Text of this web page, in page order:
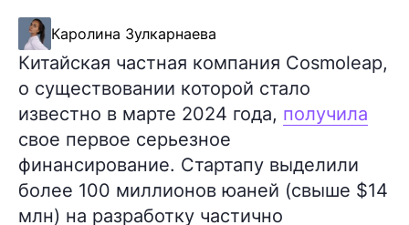
Каролина Зулкарнаева
Китайская частная компания Cosmoleap,
о существовании которой стало
известно в марте 2024 года, получила
свое первое серьезное
финансирование. Стартапу выделили
более 100 миллионов юаней (свыше $14
млн) на разработку частично